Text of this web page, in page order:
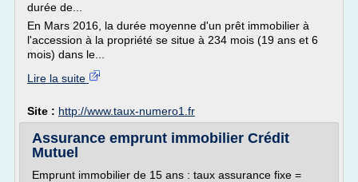
durée de...
En Mars 2016, la durée moyenne d'un prêt immobilier à
l'accession à la propriété se situe à 234 mois (19 ans et 6
mois) dans le...
Lire la suite
Site : http://www.taux-numero1.fr
Assurance emprunt immobilier Crédit
Mutuel
Emprunt immobilier de 15 ans : taux assurance fixe =